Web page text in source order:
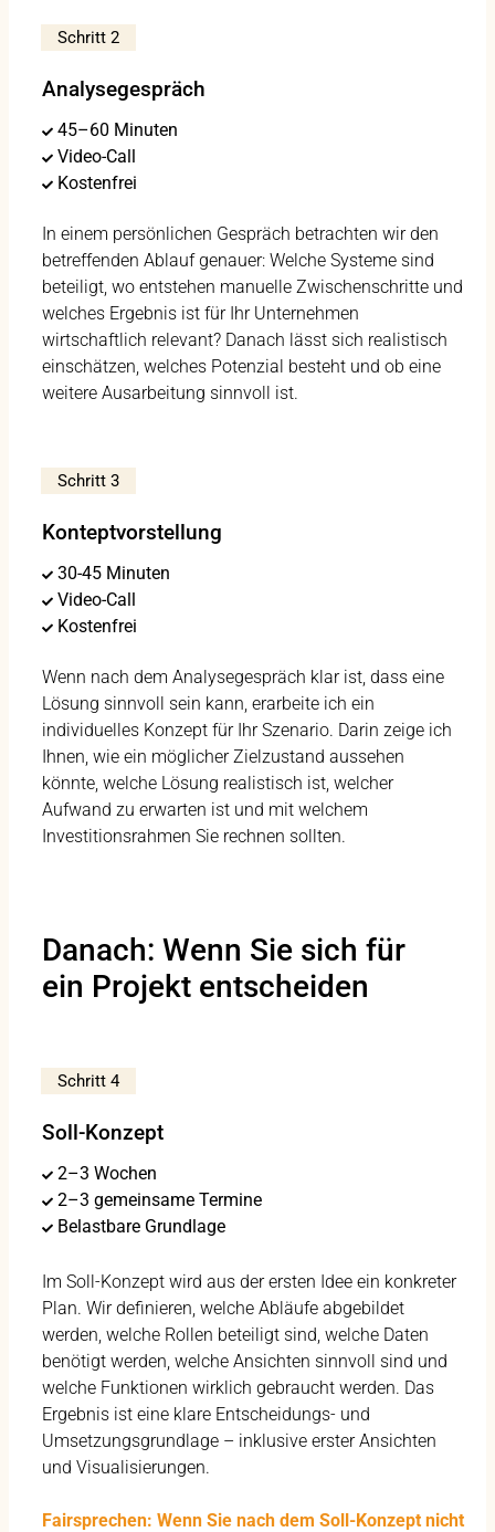
Schritt 2
Analysegespräch
45–60 Minuten
Video-Call
Kostenfrei
In einem persönlichen Gespräch betrachten wir den
betreffenden Ablauf genauer: Welche Systeme sind
beteiligt, wo entstehen manuelle Zwischenschritte und
welches Ergebnis ist für Ihr Unternehmen
wirtschaftlich relevant? Danach lässt sich realistisch
einschätzen, welches Potenzial besteht und ob eine
weitere Ausarbeitung sinnvoll ist.
Schritt 3
Konteptvorstellung
30-45 Minuten
Video-Call
Kostenfrei
Wenn nach dem Analysegespräch klar ist, dass eine
Lösung sinnvoll sein kann, erarbeite ich ein
individuelles Konzept für Ihr Szenario. Darin zeige ich
Ihnen, wie ein möglicher Zielzustand aussehen
könnte, welche Lösung realistisch ist, welcher
Aufwand zu erwarten ist und mit welchem
Investitionsrahmen Sie rechnen sollten.
Danach: Wenn Sie sich für
ein Projekt entscheiden
Schritt 4
Soll-Konzept
2–3 Wochen
2–3 gemeinsame Termine
Belastbare Grundlage
Im Soll-Konzept wird aus der ersten Idee ein konkreter
Plan. Wir definieren, welche Abläufe abgebildet
werden, welche Rollen beteiligt sind, welche Daten
benötigt werden, welche Ansichten sinnvoll sind und
welche Funktionen wirklich gebraucht werden. Das
Ergebnis ist eine klare Entscheidungs- und
Umsetzungsgrundlage – inklusive erster Ansichten
und Visualisierungen.
Fairsprechen: Wenn Sie nach dem Soll-Konzept nicht